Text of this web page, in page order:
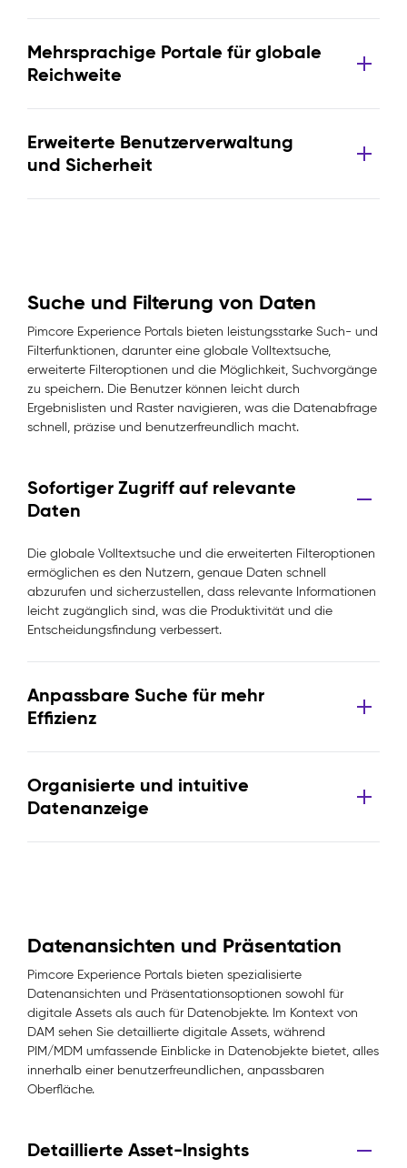
Mehrsprachige Portale für globale
Reichweite
Erweiterte Benutzerverwaltung
und Sicherheit
Suche und Filterung von Daten
Pimcore Experience Portals bieten leistungsstarke Such- und
Filterfunktionen, darunter eine globale Volltextsuche,
erweiterte Filteroptionen und die Möglichkeit, Suchvorgänge
zu speichern. Die Benutzer können leicht durch
Ergebnislisten und Raster navigieren, was die Datenabfrage
schnell, präzise und benutzerfreundlich macht.
Sofortiger Zugriff auf relevante
Daten
Die globale Volltextsuche und die erweiterten Filteroptionen
ermöglichen es den Nutzern, genaue Daten schnell
abzurufen und sicherzustellen, dass relevante Informationen
leicht zugänglich sind, was die Produktivität und die
Entscheidungsfindung verbessert.
Anpassbare Suche für mehr
Effizienz
Organisierte und intuitive
Datenanzeige
Datenansichten und Präsentation
Pimcore Experience Portals bieten spezialisierte
Datenansichten und Präsentationsoptionen sowohl für
digitale Assets als auch für Datenobjekte. Im Kontext von
DAM sehen Sie detaillierte digitale Assets, während
PIM/MDM umfassende Einblicke in Datenobjekte bietet, alles
innerhalb einer benutzerfreundlichen, anpassbaren
Oberfläche.
Detaillierte Asset-Insights